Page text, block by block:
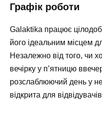
Графік роботи
Galaktika працює
його ідеальним місцем
Незалежно від того, чи
вечірку у п’ятницю
розслаблюючий день у
відкрита для